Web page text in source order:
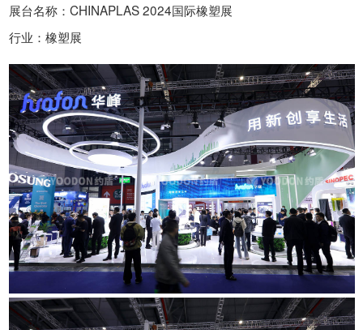
展台名称：CHINAPLAS 2024国际橡塑展
行业：橡塑展